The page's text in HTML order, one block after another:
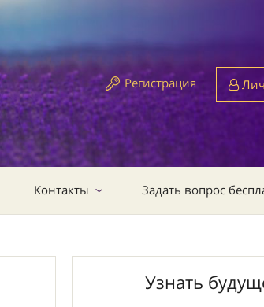
Регистрация
Контакты Задать вопрос
Узнать